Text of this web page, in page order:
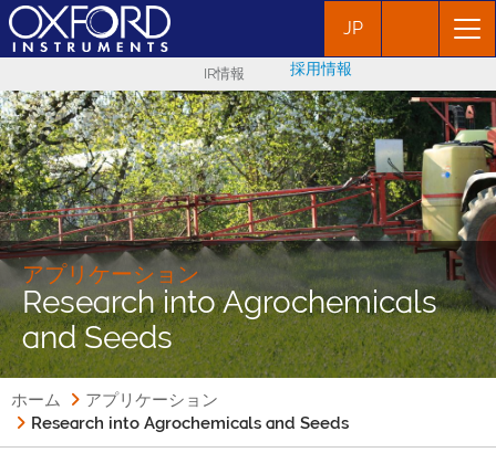
JP
IR情報 採用情報
アプリケーション
Research into Agrochemicals
and Seeds
ホーム
アプリケーション
Research into Agrochemicals and Seeds